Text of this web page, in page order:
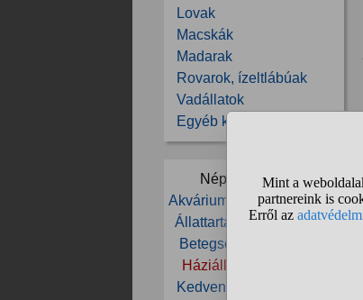
Lovak
Macskák
Madarak
Rovarok, ízeltlábúak
Vadállatok
Egyéb kérdések
Népszerű témák:
Akvárium
Állat Állatorvos
Állattartás
Állatvédelem
Betegség
Háziállat
Kedvenc